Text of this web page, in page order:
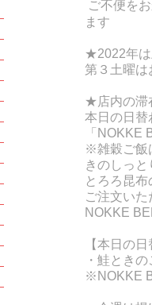
ご不便を
ます
★2022年は
第３土曜は
★店内の滞
本日の日替
「NOKKE
※雑穀ご飯
きのしっと
とろろ昆
ご注文い
NOKKE
【本日の
・鮭とき
※NOKKE